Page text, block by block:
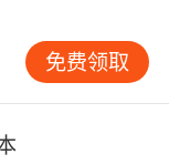
and
哦
免费领取